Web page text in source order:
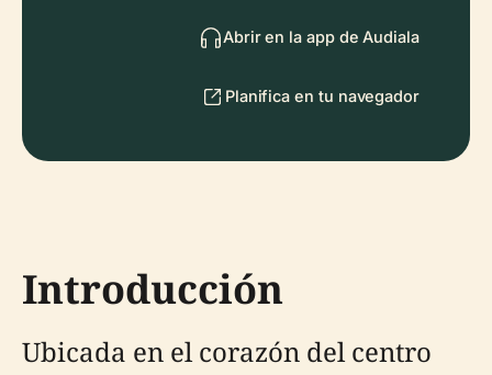
Abrir en la app de Audiala
Planifica en tu navegador
Introducción
Ubicada en el corazón del centro